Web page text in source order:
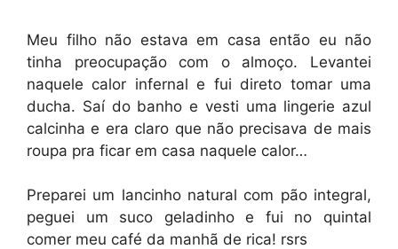
Meu filho não estava em casa então eu não
tinha preocupação com o almoço. Levantei
naquele calor infernal e fui direto tomar uma
ducha. Saí do banho e vesti uma lingerie azul
calcinha e era claro que não precisava de mais
roupa pra ficar em casa naquele calor…
Preparei um lancinho natural com pão integral,
peguei um suco geladinho e fui no quintal
comer meu café da manhã de rica! rsrs